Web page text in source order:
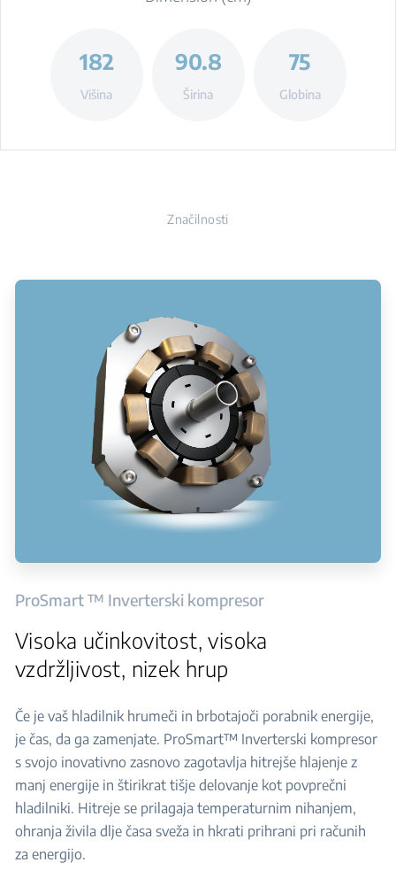
182
Višina
90.8
Širina
75
Globina
Značilnosti
ProSmart ™ Inverterski kompresor
Visoka učinkovitost, visoka
vzdržljivost, nizek hrup
Če je vaš hladilnik hrumeči in brbotajoči porabnik energije,
je čas, da ga zamenjate. ProSmart™ Inverterski kompresor
s svojo inovativno zasnovo zagotavlja hitrejše hlajenje z
manj energije in štirikrat tišje delovanje kot povprečni
hladilniki. Hitreje se prilagaja temperaturnim nihanjem,
ohranja živila dlje časa sveža in hkrati prihrani pri računih
za energijo.